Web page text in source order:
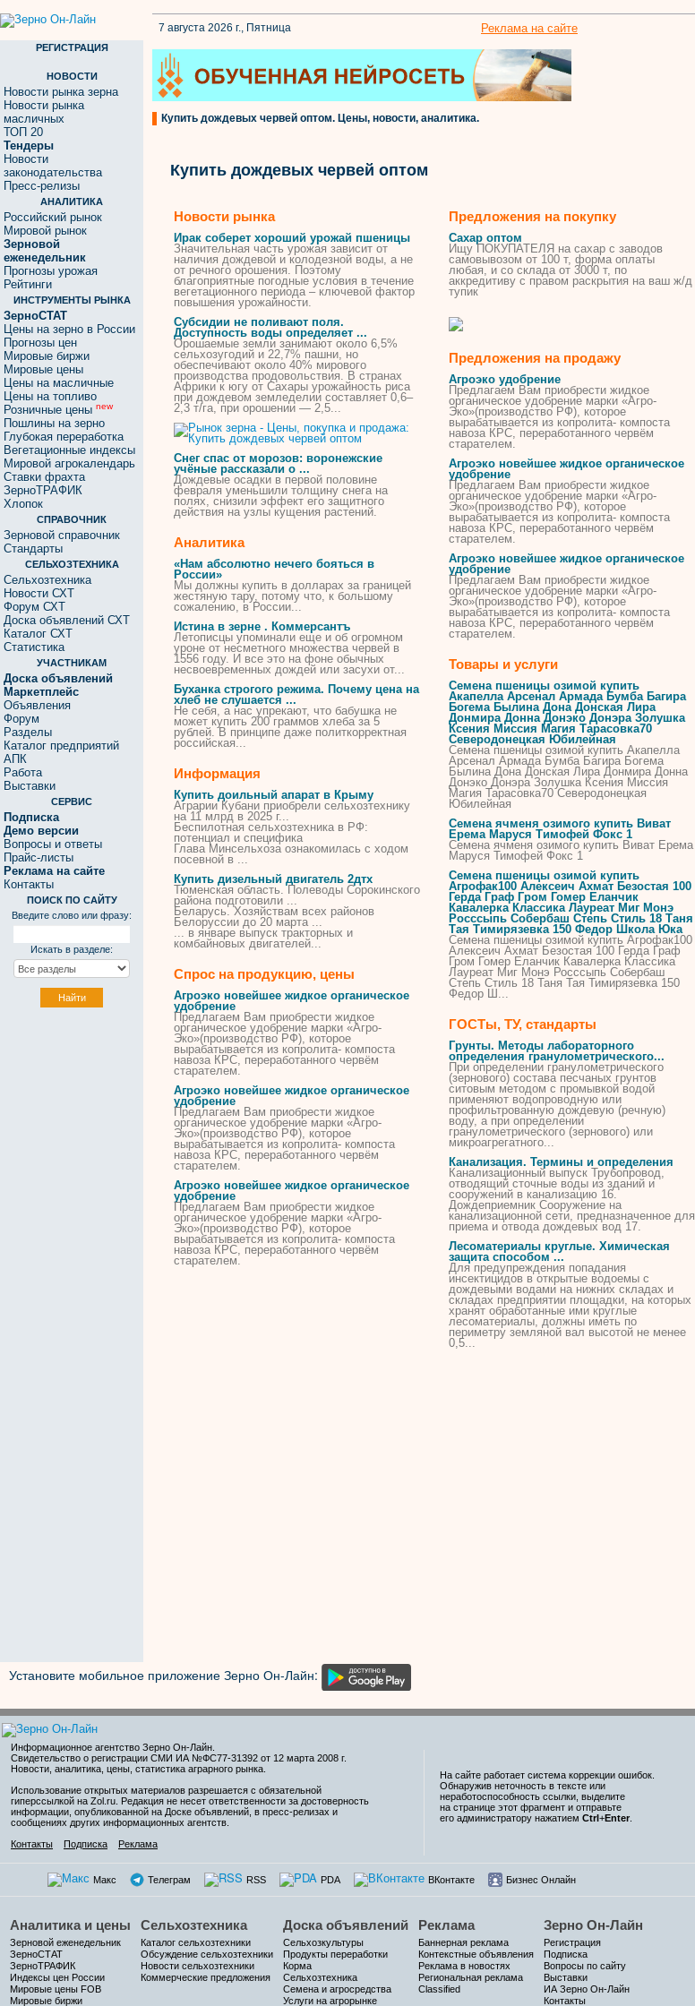
7 августа 2026 г., Пятница Реклама на сайте
РЕГИСТРАЦИЯ
НОВОСТИ
Новости рынка зерна
Новости рынка
масличных
ТОП 20
Тендеры
Новости
законодательства
Пресс-релизы
АНАЛИТИКА
Российский рынок
Мировой рынок
Зерновой
еженедельник
Прогнозы урожая
Рейтинги
ИНСТРУМЕНТЫ РЫНКА
ЗерноСТАТ
Цены на зерно в России
Прогнозы цен
Мировые биржи
Мировые цены
Цены на масличные
Цены на топливо
Розничные цены new
Пошлины на зерно
Глубокая переработка
Вегетационные индексы
Мировой агрокалендарь
Ставки фрахта
ЗерноТРАФИК
Хлопок
СПРАВОЧНИК
Зерновой справочник
Стандарты
СЕЛЬХОЗТЕХНИКА
Сельхозтехника
Новости СХТ
Форум СХТ
Доска объявлений СХТ
Каталог СХТ
Статистика
УЧАСТНИКАМ
Доска объявлений
Маркетплейс
Объявления
Форум
Разделы
Каталог предприятий
АПК
Работа
Выставки
СЕРВИС
Подписка
Демо версии
Вопросы и ответы
Прайс-листы
Реклама на сайте
Контакты
ПОИСК ПО САЙТУ
Введите слово или фразу:
Искать в разделе:
Купить дождевых червей оптом. Цены, новости, аналитика.
Купить дождевых червей оптом
Новости рынка
Ирак соберет хороший урожай пшеницы
Значительная часть урожая зависит от
наличия дождевой и колодезной воды, а не
от речного орошения. Поэтому
благоприятные погодные условия в течение
вегетационного периода – ключевой фактор
повышения урожайности.
Субсидии не поливают поля.
Доступность воды определяет ...
Орошаемые земли занимают около 6,5%
сельхозугодий и 22,7% пашни, но
обеспечивают около 40% мирового
производства продовольствия. В странах
Африки к югу от Сахары урожайность риса
при дождевом земледелии составляет 0,6–
2,3 т/га, при орошении — 2,5...
Снег спас от морозов: воронежские
учёные рассказали о ...
Дождевые осадки в первой половине
февраля уменьшили толщину снега на
полях, снизили эффект его защитного
действия на узлы кущения растений.
Аналитика
«Нам абсолютно нечего бояться в
России»
Мы должны купить в долларах за границей
жестяную тару, потому что, к большому
сожалению, в России...
Истина в зерне . Коммерсантъ
Летописцы упоминали еще и об огромном
уроне от несметного множества червей в
1556 году. И все это на фоне обычных
несвоевременных дождей или засухи от...
Буханка строгого режима. Почему цена на
хлеб не слушается ...
Не себя, а нас упрекают, что бабушка не
может купить 200 граммов хлеба за 5
рублей. В принципе даже политкорректная
российская...
Информация
Купить доильный апарат в Крыму
Аграрии Кубани приобрели сельхозтехнику
на 11 млрд в 2025 г...
Беспилотная сельхозтехника в РФ:
потенциал и специфика
Глава Минсельхоза ознакомилась с ходом
посевной в ...
Купить дизельный двигатель 2дтх
Тюменская область. Полеводы Сорокинского
района подготовили ...
Беларусь. Хозяйствам всех районов
Белоруссии до 20 марта ...
... в январе выпуск тракторных и
комбайновых двигателей...
Спрос на продукцию, цены
Агроэко новейшее жидкое органическое
удобрение
Предлагаем Вам приобрести жидкое
органическое удобрение марки «Агро-
Эко»(производство РФ), которое
вырабатывается из копролита- компоста
навоза КРС, переработанного червём
старателем.
Агроэко новейшее жидкое органическое
удобрение
Предлагаем Вам приобрести жидкое
органическое удобрение марки «Агро-
Эко»(производство РФ), которое
вырабатывается из копролита- компоста
навоза КРС, переработанного червём
старателем.
Агроэко новейшее жидкое органическое
удобрение
Предлагаем Вам приобрести жидкое
органическое удобрение марки «Агро-
Эко»(производство РФ), которое
вырабатывается из копролита- компоста
навоза КРС, переработанного червём
старателем.
Предложения на покупку
Сахар оптом
Ищу ПОКУПАТЕЛЯ на сахар с заводов
самовывозом от 100 т, форма оплаты
любая, и со склада от 3000 т, по
аккредитиву с правом раскрытия на ваш ж/д
тупик
Предложения на продажу
Агроэко удобрение
Предлагаем Вам приобрести жидкое
органическое удобрение марки «Агро-
Эко»(производство РФ), которое
вырабатывается из копролита- компоста
навоза КРС, переработанного червём
старателем.
Агроэко новейшее жидкое органическое
удобрение
Предлагаем Вам приобрести жидкое
органическое удобрение марки «Агро-
Эко»(производство РФ), которое
вырабатывается из копролита- компоста
навоза КРС, переработанного червём
старателем.
Агроэко новейшее жидкое органическое
удобрение
Предлагаем Вам приобрести жидкое
органическое удобрение марки «Агро-
Эко»(производство РФ), которое
вырабатывается из копролита- компоста
навоза КРС, переработанного червём
старателем.
Товары и услуги
Семена пшеницы озимой купить
Акапелла Арсенал Армада Бумба Багира
Богема Былина Дона Донская Лира
Донмира Донна Донэко Донэра Золушка
Ксения Миссия Магия Тарасовка70
Северодонецкая Юбилейная
Семена пшеницы озимой купить Акапелла
Арсенал Армада Бумба Багира Богема
Былина Дона Донская Лира Донмира Донна
Донэко Донэра Золушка Ксения Миссия
Магия Тарасовка70 Северодонецкая
Юбилейная
Семена ячменя озимого купить Виват
Ерема Маруся Тимофей Фокс 1
Семена ячменя озимого купить Виват Ерема
Маруся Тимофей Фокс 1
Семена пшеницы озимой купить
Агрофак100 Алексеич Ахмат Безостая 100
Герда Граф Гром Гомер Еланчик
Кавалерка Классика Лауреат Миг Монэ
Росссыпь Собербаш Степь Стиль 18 Таня
Тая Тимирязевка 150 Федор Школа Юка
Семена пшеницы озимой купить Агрофак100
Алексеич Ахмат Безостая 100 Герда Граф
Гром Гомер Еланчик Кавалерка Классика
Лауреат Миг Монэ Росссыпь Собербаш
Степь Стиль 18 Таня Тая Тимирязевка 150
Федор Ш...
ГОСТы, ТУ, стандарты
Грунты. Методы лабораторного
определения гранулометрического...
При определении гранулометрического
(зернового) состава песчаных грунтов
ситовым методом с промывкой водой
применяют водопроводную или
профильтрованную дождевую (речную)
воду, а при определении
гранулометрического (зернового) или
микроагрегатного...
Канализация. Термины и определения
Канализационный выпуск Трубопровод,
отводящий сточные воды из зданий и
сооружений в канализацию 16.
Дождеприемник Сооружение на
канализационной сети, предназначенное для
приема и отвода дождевых вод 17.
Лесоматериалы круглые. Химическая
защита способом ...
Для предупреждения попадания
инсектицидов в открытые водоемы с
дождевыми водами на нижних складах и
складах предприятии площадки, на которых
хранят обработанные ими круглые
лесоматериалы, должны иметь по
периметру земляной вал высотой не менее
0,5...
Установите мобильное приложение Зерно Он-Лайн:
Информационное агентство Зерно Он-Лайн
Свидетельство о регистрации СМИ ИА №ФС77-31392 от 12 марта 2008 г.
Новости, аналитика, цены, статистика аграрного рынка.
Использование открытых материалов разрешается с обязательной
гиперссылкой на Zol.ru. Редакция не несет ответственности за достоверность
информации, опубликованной на Доске объявлений, в пресс-релизах и
сообщениях других информационных агентств.
Контакты
Подписка Реклама
На сайте работает система коррекции ошибок.
Обнаружив неточность в тексте или
неработоспособность ссылки, выделите
на странице этот фрагмент и отправьте
его администратору нажатием Ctrl+Enter
Макс Телеграм RSS PDA ВКонтакте Бизнес Онлайн
Аналитика и цены
Зерновой еженедельник
ЗерноСТАТ
ЗерноТРАФИК
Индексы цен России
Мировые цены FOB
Мировые биржи
Сельхозтехника
Каталог сельхозтехники
Обсуждение сельхозтехники
Новости сельхозтехники
Коммерческие предложения
Доска объявлений
Сельхозкультуры
Продукты переработки
Корма
Сельхозтехника
Семена и агросредства
Услуги на агрорынке
Реклама
Баннерная реклама
Контекстные объявления
Реклама в новостях
Региональная реклама
Classified
Зерно Он-Лайн
Регистрация
Подписка
Вопросы по сайту
Выставки
ИА Зерно Он-Лайн
Контакты